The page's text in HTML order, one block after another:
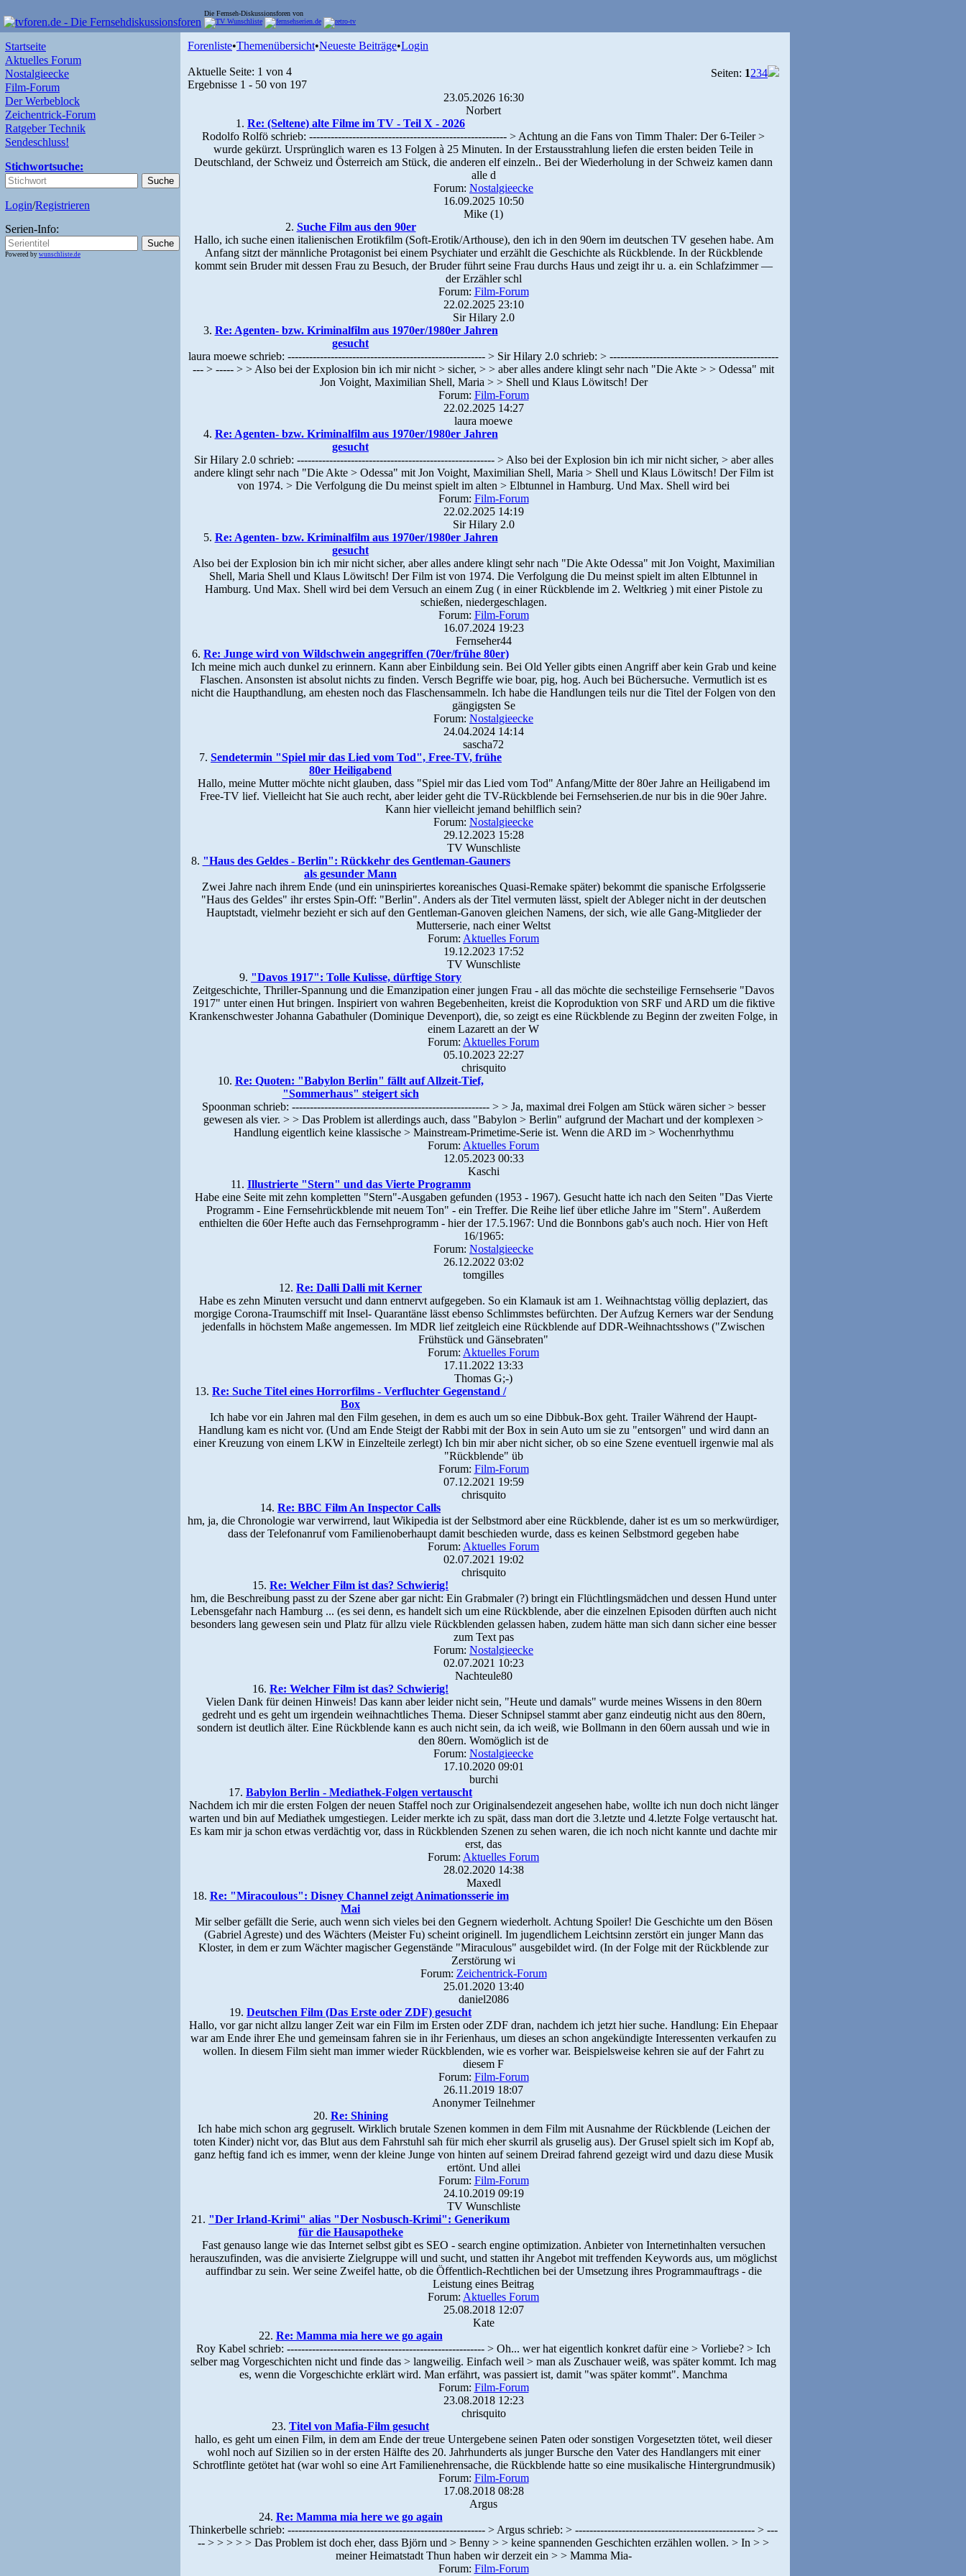
Die Fernseh-Diskussionsforen von
Startseite
Aktuelles Forum
Nostalgieecke
Film-Forum
Der Werbeblock
Zeichentrick-Forum
Ratgeber Technik
Sendeschluss!
Stichwortsuche:
Login/Registrieren
Serien-Info:
Powered by wunschliste.de
Forenliste•Themenübersicht•Neueste Beiträge•Login
Seiten: 1234
Aktuelle Seite: 1 von 4
Ergebnisse 1 - 50 von 197
23.05.2026 16:30
Norbert
1. Re: (Seltene) alte Filme im TV - Teil X - 2026
Rodolfo Rolfö schrieb: ------------------------------------------------------- > Achtung an die Fans von Timm Thaler: Der 6-Teiler >
wurde gekürzt. Ursprünglich waren es 13 Folgen à 25 Minuten. In der Erstausstrahlung liefen die ersten beiden Teile in
Deutschland, der Schweiz und Österreich am Stück, die anderen elf einzeln.. Bei der Wiederholung in der Schweiz kamen dann
alle d
Forum: Nostalgieecke
16.09.2025 10:50
Mike (1)
2. Suche Film aus den 90er
Hallo, ich suche einen italienischen Erotikfilm (Soft-Erotik/Arthouse), den ich in den 90ern im deutschen TV gesehen habe. Am
Anfang sitzt der männliche Protagonist bei einem Psychiater und erzählt die Geschichte als Rückblende. In der Rückblende
kommt sein Bruder mit dessen Frau zu Besuch, der Bruder führt seine Frau durchs Haus und zeigt ihr u. a. ein Schlafzimmer —
der Erzähler schl
Forum: Film-Forum
22.02.2025 23:10
Sir Hilary 2.0
3. Re: Agenten- bzw. Kriminalfilm aus 1970er/1980er Jahren
gesucht
laura moewe schrieb: ------------------------------------------------------- > Sir Hilary 2.0 schrieb: > -----------------------------------------------
--- > ----- > > Also bei der Explosion bin ich mir nicht > sicher, > > aber alles andere klingt sehr nach "Die Akte > > Odessa" mit
Jon Voight, Maximilian Shell, Maria > > Shell und Klaus Löwitsch! Der
Forum: Film-Forum
22.02.2025 14:27
laura moewe
4. Re: Agenten- bzw. Kriminalfilm aus 1970er/1980er Jahren
gesucht
Sir Hilary 2.0 schrieb: ------------------------------------------------------- > Also bei der Explosion bin ich mir nicht sicher, > aber alles
andere klingt sehr nach "Die Akte > Odessa" mit Jon Voight, Maximilian Shell, Maria > Shell und Klaus Löwitsch! Der Film ist
von 1974. > Die Verfolgung die Du meinst spielt im alten > Elbtunnel in Hamburg. Und Max. Shell wird bei
Forum: Film-Forum
22.02.2025 14:19
Sir Hilary 2.0
5. Re: Agenten- bzw. Kriminalfilm aus 1970er/1980er Jahren
gesucht
Also bei der Explosion bin ich mir nicht sicher, aber alles andere klingt sehr nach "Die Akte Odessa" mit Jon Voight, Maximilian
Shell, Maria Shell und Klaus Löwitsch! Der Film ist von 1974. Die Verfolgung die Du meinst spielt im alten Elbtunnel in
Hamburg. Und Max. Shell wird bei dem Versuch an einem Zug ( in einer Rückblende im 2. Weltkrieg ) mit einer Pistole zu
schießen, niedergeschlagen.
Forum: Film-Forum
16.07.2024 19:23
Fernseher44
6. Re: Junge wird von Wildschwein angegriffen (70er/frühe 80er)
Ich meine mich auch dunkel zu erinnern. Kann aber Einbildung sein. Bei Old Yeller gibts einen Angriff aber kein Grab und keine
Flaschen. Ansonsten ist absolut nichts zu finden. Versch Begriffe wie boar, pig, hog. Auch bei Büchersuche. Vermutlich ist es
nicht die Haupthandlung, am ehesten noch das Flaschensammeln. Ich habe die Handlungen teils nur die Titel der Folgen von den
gängigsten Se
Forum: Nostalgieecke
24.04.2024 14:14
sascha72
7. Sendetermin "Spiel mir das Lied vom Tod", Free-TV, frühe
80er Heiligabend
Hallo, meine Mutter möchte nicht glauben, dass "Spiel mir das Lied vom Tod" Anfang/Mitte der 80er Jahre an Heiligabend im
Free-TV lief. Vielleicht hat Sie auch recht, aber leider geht die TV-Rückblende bei Fernsehserien.de nur bis in die 90er Jahre.
Kann hier vielleicht jemand behilflich sein?
Forum: Nostalgieecke
29.12.2023 15:28
TV Wunschliste
8. "Haus des Geldes - Berlin": Rückkehr des Gentleman-Gauners
als gesunder Mann
Zwei Jahre nach ihrem Ende (und ein uninspiriertes koreanisches Quasi-Remake später) bekommt die spanische Erfolgsserie
"Haus des Geldes" ihr erstes Spin-Off: "Berlin". Anders als der Titel vermuten lässt, spielt der Ableger nicht in der deutschen
Hauptstadt, vielmehr bezieht er sich auf den Gentleman-Ganoven gleichen Namens, der sich, wie alle Gang-Mitglieder der
Mutterserie, nach einer Weltst
Forum: Aktuelles Forum
19.12.2023 17:52
TV Wunschliste
9. "Davos 1917": Tolle Kulisse, dürftige Story
Zeitgeschichte, Thriller-Spannung und die Emanzipation einer jungen Frau - all das möchte die sechsteilige Fernsehserie "Davos
1917" unter einen Hut bringen. Inspiriert von wahren Begebenheiten, kreist die Koproduktion von SRF und ARD um die fiktive
Krankenschwester Johanna Gabathuler (Dominique Devenport), die, so zeigt es eine Rückblende zu Beginn der zweiten Folge, in
einem Lazarett an der W
Forum: Aktuelles Forum
05.10.2023 22:27
chrisquito
10. Re: Quoten: "Babylon Berlin" fällt auf Allzeit-Tief,
"Sommerhaus" steigert sich
Spoonman schrieb: ------------------------------------------------------- > > Ja, maximal drei Folgen am Stück wären sicher > besser
gewesen als vier. > > Das Problem ist allerdings auch, dass "Babylon > Berlin" aufgrund der Machart und der komplexen >
Handlung eigentlich keine klassische > Mainstream-Primetime-Serie ist. Wenn die ARD im > Wochenrhythmu
Forum: Aktuelles Forum
12.05.2023 00:33
Kaschi
11. Illustrierte "Stern" und das Vierte Programm
Habe eine Seite mit zehn kompletten "Stern"-Ausgaben gefunden (1953 - 1967). Gesucht hatte ich nach den Seiten "Das Vierte
Programm - Eine Fernsehrückblende mit neuem Ton" - ein Treffer. Die Reihe lief über etliche Jahre im "Stern". Außerdem
enthielten die 60er Hefte auch das Fernsehprogramm - hier der 17.5.1967: Und die Bonnbons gab's auch noch. Hier von Heft
16/1965:
Forum: Nostalgieecke
26.12.2022 03:02
tomgilles
12. Re: Dalli Dalli mit Kerner
Habe es zehn Minuten versucht und dann entnervt aufgegeben. So ein Klamauk ist am 1. Weihnachtstag völlig deplaziert, das
morgige Corona-Traumschiff mit Insel- Quarantäne lässt ebenso Schlimmstes befürchten. Der Aufzug Kerners war der Sendung
jedenfalls in höchstem Maße angemessen. Im MDR lief zeitgleich eine Rückblende auf DDR-Weihnachtsshows ("Zwischen
Frühstück und Gänsebraten"
Forum: Aktuelles Forum
17.11.2022 13:33
Thomas G;-)
13. Re: Suche Titel eines Horrorfilms - Verfluchter Gegenstand /
Box
Ich habe vor ein Jahren mal den Film gesehen, in dem es auch um so eine Dibbuk-Box geht. Trailer Während der Haupt-
Handlung kam es nicht vor. (Und am Ende Steigt der Rabbi mit der Box in sein Auto um sie zu "entsorgen" und wird dann an
einer Kreuzung von einem LKW in Einzelteile zerlegt) Ich bin mir aber nicht sicher, ob so eine Szene eventuell irgenwie mal als
"Rückblende" üb
Forum: Film-Forum
07.12.2021 19:59
chrisquito
14. Re: BBC Film An Inspector Calls
hm, ja, die Chronologie war verwirrend, laut Wikipedia ist der Selbstmord aber eine Rückblende, daher ist es um so merkwürdiger,
dass der Telefonanruf vom Familienoberhaupt damit beschieden wurde, dass es keinen Selbstmord gegeben habe
Forum: Aktuelles Forum
02.07.2021 19:02
chrisquito
15. Re: Welcher Film ist das? Schwierig!
hm, die Beschreibung passt zu der Szene aber gar nicht: Ein Grabmaler (?) bringt ein Flüchtlingsmädchen und dessen Hund unter
Lebensgefahr nach Hamburg ... (es sei denn, es handelt sich um eine Rückblende, aber die einzelnen Episoden dürften auch nicht
besonders lang gewesen sein und Platz für allzu viele Rückblenden gelassen haben, zudem hätte man sich dann sicher eine besser
zum Text pas
Forum: Nostalgieecke
02.07.2021 10:23
Nachteule80
16. Re: Welcher Film ist das? Schwierig!
Vielen Dank für deinen Hinweis! Das kann aber leider nicht sein, "Heute und damals" wurde meines Wissens in den 80ern
gedreht und es geht um irgendein weihnachtliches Thema. Dieser Schnipsel stammt aber ganz eindeutig nicht aus den 80ern,
sondern ist deutlich älter. Eine Rückblende kann es auch nicht sein, da ich weiß, wie Bollmann in den 60ern aussah und wie in
den 80ern. Womöglich ist de
Forum: Nostalgieecke
17.10.2020 09:01
burchi
17. Babylon Berlin - Mediathek-Folgen vertauscht
Nachdem ich mir die ersten Folgen der neuen Staffel noch zur Originalsendezeit angesehen habe, wollte ich nun doch nicht länger
warten und bin auf Mediathek umgestiegen. Leider merkte ich zu spät, dass man dort die 3.letzte und 4.letzte Folge vertauscht hat.
Es kam mir ja schon etwas verdächtig vor, dass in Rückblenden Szenen zu sehen waren, die ich noch nicht kannte und dachte mir
erst, das
Forum: Aktuelles Forum
28.02.2020 14:38
Maxedl
18. Re: "Miracoulous": Disney Channel zeigt Animationsserie im
Mai
Mir selber gefällt die Serie, auch wenn sich vieles bei den Gegnern wiederholt. Achtung Spoiler! Die Geschichte um den Bösen
(Gabriel Agreste) und des Wächters (Meister Fu) scheint originell. Im jugendlichem Leichtsinn zerstört ein junger Mann das
Kloster, in dem er zum Wächter magischer Gegenstände "Miraculous" ausgebildet wird. (In der Folge mit der Rückblende zur
Zerstörung wi
Forum: Zeichentrick-Forum
25.01.2020 13:40
daniel2086
19. Deutschen Film (Das Erste oder ZDF) gesucht
Hallo, vor gar nicht allzu langer Zeit war ein Film im Ersten oder ZDF dran, nachdem ich jetzt hier suche. Handlung: Ein Ehepaar
war am Ende ihrer Ehe und gemeinsam fahren sie in ihr Ferienhaus, um dieses an schon angekündigte Interessenten verkaufen zu
wollen. In diesem Film sieht man immer wieder Rückblenden, wie es vorher war. Beispielsweise kehren sie auf der Fahrt zu
diesem F
Forum: Film-Forum
26.11.2019 18:07
Anonymer Teilnehmer
20. Re: Shining
Ich habe mich schon arg gegruselt. Wirklich brutale Szenen kommen in dem Film mit Ausnahme der Rückblende (Leichen der
toten Kinder) nicht vor, das Blut aus dem Fahrstuhl sah für mich eher skurril als gruselig aus). Der Grusel spielt sich im Kopf ab,
ganz heftig fand ich es immer, wenn der kleine Junge von hinten auf seinem Dreirad fahrend gezeigt wird und dazu diese Musik
ertönt. Und allei
Forum: Film-Forum
24.10.2019 09:19
TV Wunschliste
21. "Der Irland-Krimi" alias "Der Nosbusch-Krimi": Generikum
für die Hausapotheke
Fast genauso lange wie das Internet selbst gibt es SEO - search engine optimization. Anbieter von Internetinhalten versuchen
herauszufinden, was die anvisierte Zielgruppe will und sucht, und statten ihr Angebot mit treffenden Keywords aus, um möglichst
auffindbar zu sein. Wer seine Zweifel hatte, ob die Öffentlich-Rechtlichen bei der Umsetzung ihres Programmauftrags - die
Leistung eines Beitrag
Forum: Aktuelles Forum
25.08.2018 12:07
Kate
22. Re: Mamma mia here we go again
Roy Kabel schrieb: ------------------------------------------------------- > Oh... wer hat eigentlich konkret dafür eine > Vorliebe? > Ich
selber mag Vorgeschichten nicht und finde das > langweilig. Einfach weil > man als Zuschauer weiß, was später kommt. Ich mag
es, wenn die Vorgeschichte erklärt wird. Man erfährt, was passiert ist, damit "was später kommt". Manchma
Forum: Film-Forum
23.08.2018 12:23
chrisquito
23. Titel von Mafia-Film gesucht
hallo, es geht um einen Film, in dem am Ende der treue Untergebene seinen Paten oder sonstigen Vorgesetzten tötet, weil dieser
wohl noch auf Sizilien so in der ersten Hälfte des 20. Jahrhunderts als junger Bursche den Vater des Handlangers mit einer
Schrotflinte getötet hat (war wohl so eine Art Familienehrensache, die Rückblende hatte so eine musikalische Hintergrundmusik)
Forum: Film-Forum
17.08.2018 08:28
Argus
24. Re: Mamma mia here we go again
Thinkerbelle schrieb: ------------------------------------------------------- > Argus schrieb: > -------------------------------------------------- > ---
-- > > > > > Das Problem ist doch eher, dass Björn und > Benny > > keine spannenden Geschichten erzählen wollen. > In > >
meiner Heimatstadt Thun haben wir derzeit ein > > Mamma Mia-
Forum: Film-Forum